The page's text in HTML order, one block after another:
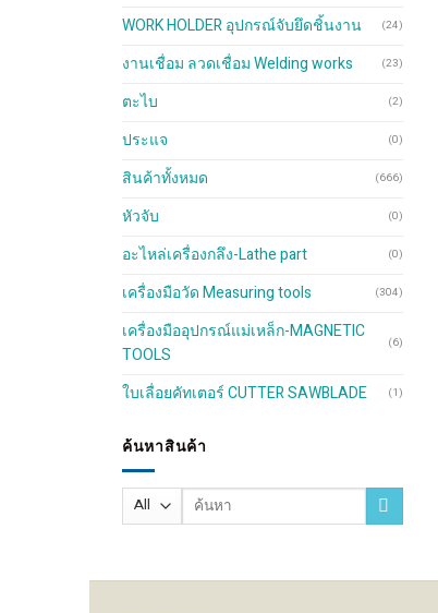
WORK HOLDER อุปกรณ์จับยึดชิ้นงาน (24)
งานเชื่อม ลวดเชื่อม Welding works (23)
ตะไบ (2)
ประแจ (0)
สินค้าทั้งหมด (666)
หัวจับ (0)
อะไหล่เครื่องกลึง-Lathe part (0)
เครื่องมือวัด Measuring tools (304)
เครื่องมืออุปกรณ์แม่เหล็ก-MAGNETIC
TOOLS
(6)
ใบเลื่อยคัทเตอร์ CUTTER SAWBLADE (1)
ค้นหาสินค้า
Search